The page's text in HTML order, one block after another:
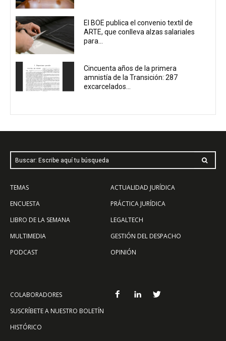
El BOE publica el convenio textil de
ARTE, que conlleva alzas salariales
para...
Cincuenta años de la primera
amnistía de la Transición: 287
excarcelados...
Buscar: Escribe aquí tu búsqueda
TEMAS
ENCUESTA
LIBRO DE LA SEMANA
MULTIMEDIA
PODCAST
ACTUALIDAD JURÍDICA
PRÁCTICA JURÍDICA
LEGALTECH
GESTIÓN DEL DESPACHO
OPINIÓN
COLABORADORES
SUSCRÍBETE A NUESTRO BOLETÍN
HISTÓRICO